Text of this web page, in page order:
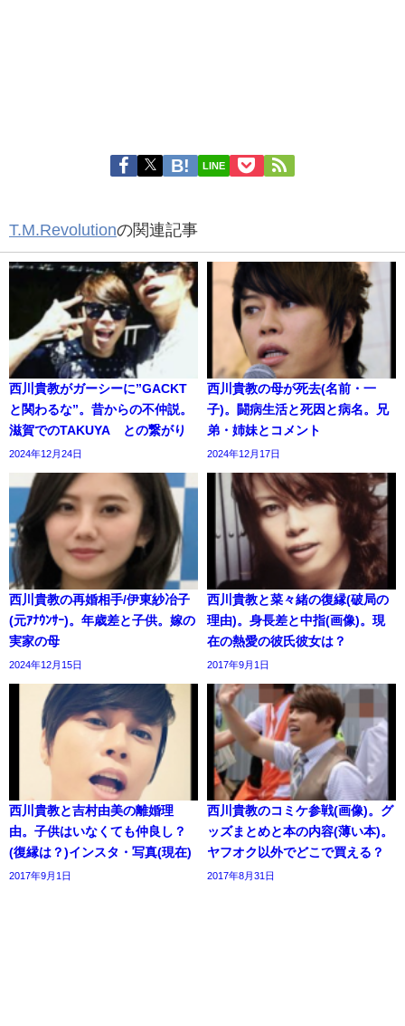
LINE
T.M.Revolutionの関連記事
西川貴教がガーシーに”GACKT
と関わるな”。昔からの不仲説。
滋賀でのTAKUYA∞との繋がり
2024年12月24日
西川貴教の母が死去(名前・一
子)。闘病生活と死因と病名。兄
弟・姉妹とコメント
2024年12月17日
西川貴教の再婚相手/伊東紗冶子
(元ｱﾅｳﾝｻｰ)。年歳差と子供。嫁の
実家の母
2024年12月15日
西川貴教と菜々緒の復縁(破局の
理由)。身長差と中指(画像)。現
在の熱愛の彼氏彼女は？
2017年9月1日
西川貴教と吉村由美の離婚理
由。子供はいなくても仲良し？
(復縁は？)インスタ・写真(現在)
2017年9月1日
西川貴教のコミケ参戦(画像)。グ
ッズまとめと本の内容(薄い本)。
ヤフオク以外でどこで買える？
2017年8月31日